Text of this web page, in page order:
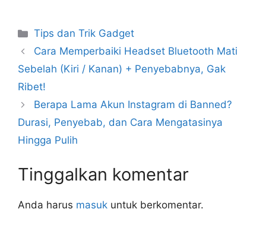
Kategori
Tips dan Trik Gadget
Cara Memperbaiki Headset Bluetooth Mati
Sebelah (Kiri / Kanan) + Penyebabnya, Gak
Ribet!
Berapa Lama Akun Instagram di Banned?
Durasi, Penyebab, dan Cara Mengatasinya
Hingga Pulih
Tinggalkan komentar
Anda harus masuk untuk berkomentar.